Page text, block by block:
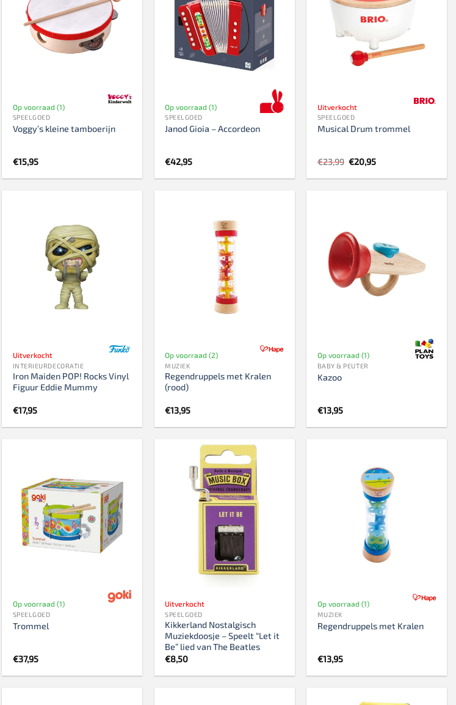
Op voorraad (1)
SPEELGOED
Voggy’s kleine tamboerijn
€15,95
Op voorraad (1)
SPEELGOED
Janod Gioia – Accordeon
€42,95
Uitverkocht
SPEELGOED
Musical Drum trommel
€23,99 Oorspronkelijke
prijs
was:
€20,95Huidige
is:
Uitverkocht
INTERIEURDECORATIE
Iron Maiden POP! Rocks Vinyl
Figuur Eddie Mummy
€17,95
Op voorraad (2)
MUZIEK
Regendruppels met Kralen
(rood)
€13,95
Op voorraad (1)
BABY & PEUTER
Kazoo
€13,95
Op voorraad (1)
SPEELGOED
Trommel
€37,95
Uitverkocht
SPEELGOED
Kikkerland Nostalgisch
Muziekdoosje – Speelt “Let it
Be” lied van The Beatles
€8,50
Op voorraad (1)
MUZIEK
Regendruppels met Kralen
€13,95